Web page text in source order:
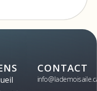
CONTACT